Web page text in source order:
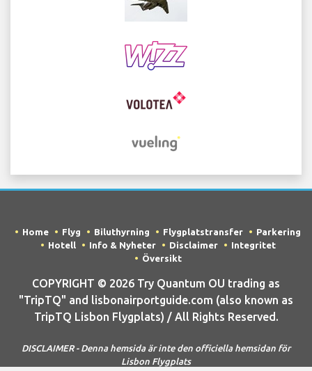
Home Flyg Biluthyrning Flygplatstransfer
Parkering
Hotell
Info & Nyheter Disclaimer
Integritet
Översikt
COPYRIGHT © 2026 Try Quantum OU trading as
"TripTQ" and lisbonairportguide.com (also known as
TripTQ Lisbon Flygplats) / All Rights Reserved.
DISCLAIMER - Denna hemsida är inte den officiella hemsidan för
Lisbon Flygplats